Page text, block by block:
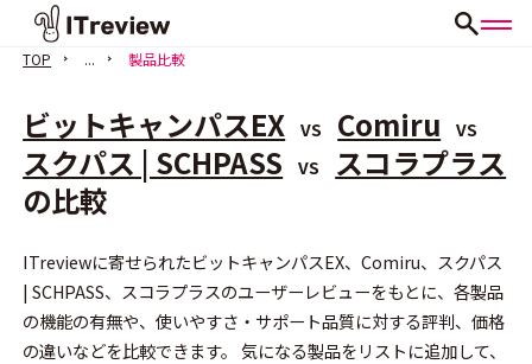
TOP ... 製品比較
ビットキャンパスEX VS Comiru VS
スクパス | SCHPASS VS
スコラプラス
の比較
ITreviewに寄せられたビットキャンパスEX、Comiru、スクパス
| SCHPASS、スコラプラスのユーザーレビューをもとに、各製品
の機能の有無や、使いやすさ・サポート品質に対する評判、価格
の違いなどを比較できます。 気になる製品をリストに追加して、